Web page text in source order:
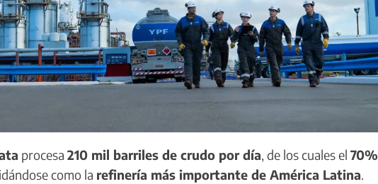
procesa 210 mil barriles de crudo por día, de los cuales el 70%
como la refinería más importante de América Latina.